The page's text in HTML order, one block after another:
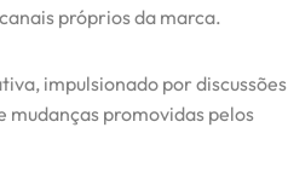
próprios da marca.
impulsionado por discussões
promovidas pelos